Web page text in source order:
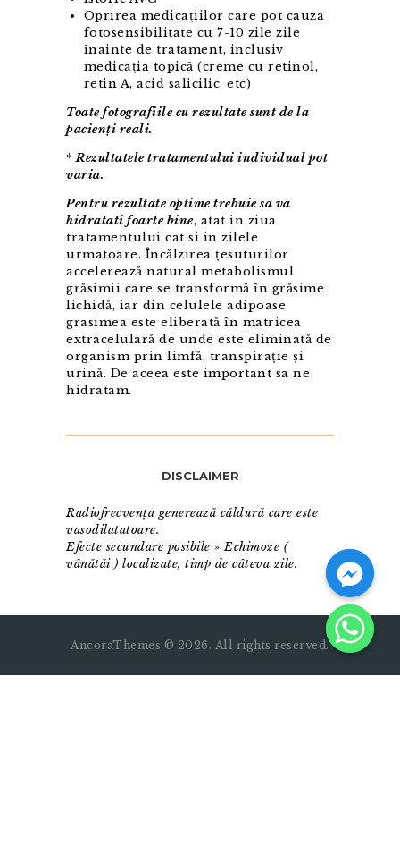
Oprirea medicațiilor care pot cauza
fotosensibilitate cu 7-10 zile zile
înainte de tratament, inclusiv
medicația topică (creme cu retinol,
retin A, acid salicilic, etc)
Toate fotografiile cu rezultate sunt de la
pacienți reali.
* Rezultatele tratamentului individual pot
varia.
Pentru rezultate optime trebuie sa va
hidratati foarte bine, atat in ziua
tratamentului cat si in zilele
urmatoare. Încălzirea țesuturilor
accelerează natural metabolismul
grăsimii care se transformă în grăsime
lichidă, iar din celulele adipoase
grasimea este eliberată în matricea
extracelulară de unde este eliminată de
organism prin limfă, transpirație și
urină. De aceea este important sa ne
hidratam.
DISCLAIMER
Radiofrecvența generează căldură care este
vasodilatatoare.
Efecte secundare posibile » Echimoze (
vânătăi ) localizate, timp de câteva zile.
AncoraThemes © 2026. All rights reserved.